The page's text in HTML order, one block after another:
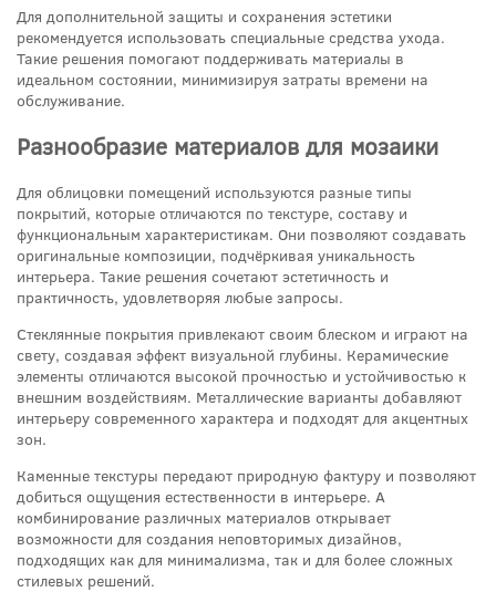
Для дополнительной защиты и сохранения эстетики
рекомендуется использовать специальные средства ухода.
Такие решения помогают поддерживать материалы в
идеальном состоянии, минимизируя затраты времени на
обслуживание.
Разнообразие материалов для мозаики
Для облицовки помещений используются разные типы
покрытий, которые отличаются по текстуре, составу и
функциональным характеристикам. Они позволяют создавать
оригинальные композиции, подчёркивая уникальность
интерьера. Такие решения сочетают эстетичность и
практичность, удовлетворяя любые запросы.
Стеклянные покрытия привлекают своим блеском и играют на
свету, создавая эффект визуальной глубины. Керамические
элементы отличаются высокой прочностью и устойчивостью к
внешним воздействиям. Металлические варианты добавляют
интерьеру современного характера и подходят для акцентных
зон.
Каменные текстуры передают природную фактуру и позволяют
добиться ощущения естественности в интерьере. А
комбинирование различных материалов открывает
возможности для создания неповторимых дизайнов,
подходящих как для минимализма, так и для более сложных
стилевых решений.